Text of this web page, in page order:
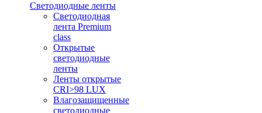
Светодиодные ленты
Светодиодная
лента Premium
class
Открытые
светодиодные
ленты
Ленты открытые
CRI>98 LUX
Влагозащищенные
светодиодные